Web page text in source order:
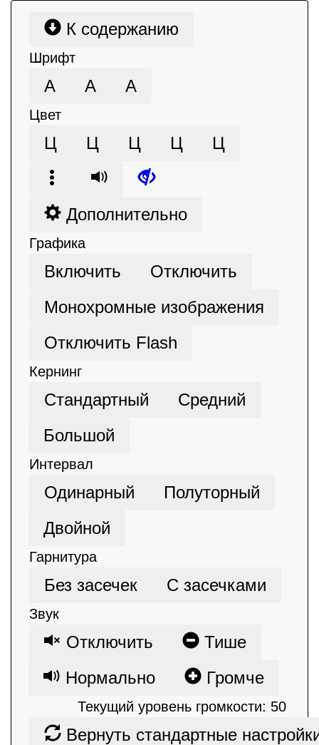
К содержанию
Шрифт
А А А
Цвет
Ц Ц Ц Ц Ц
Дополнительно
Графика
Включить
Отключить
Монохромные изображения
Отключить Flash
Кернинг
Стандартный
Средний
Большой
Интервал
Одинарный
Полуторный
Двойной
Гарнитура
Без засечек С засечками
Звук
Отключить
Тише
Нормально
Громче
Текущий уровень громкости: 50
Вернуть стандартные